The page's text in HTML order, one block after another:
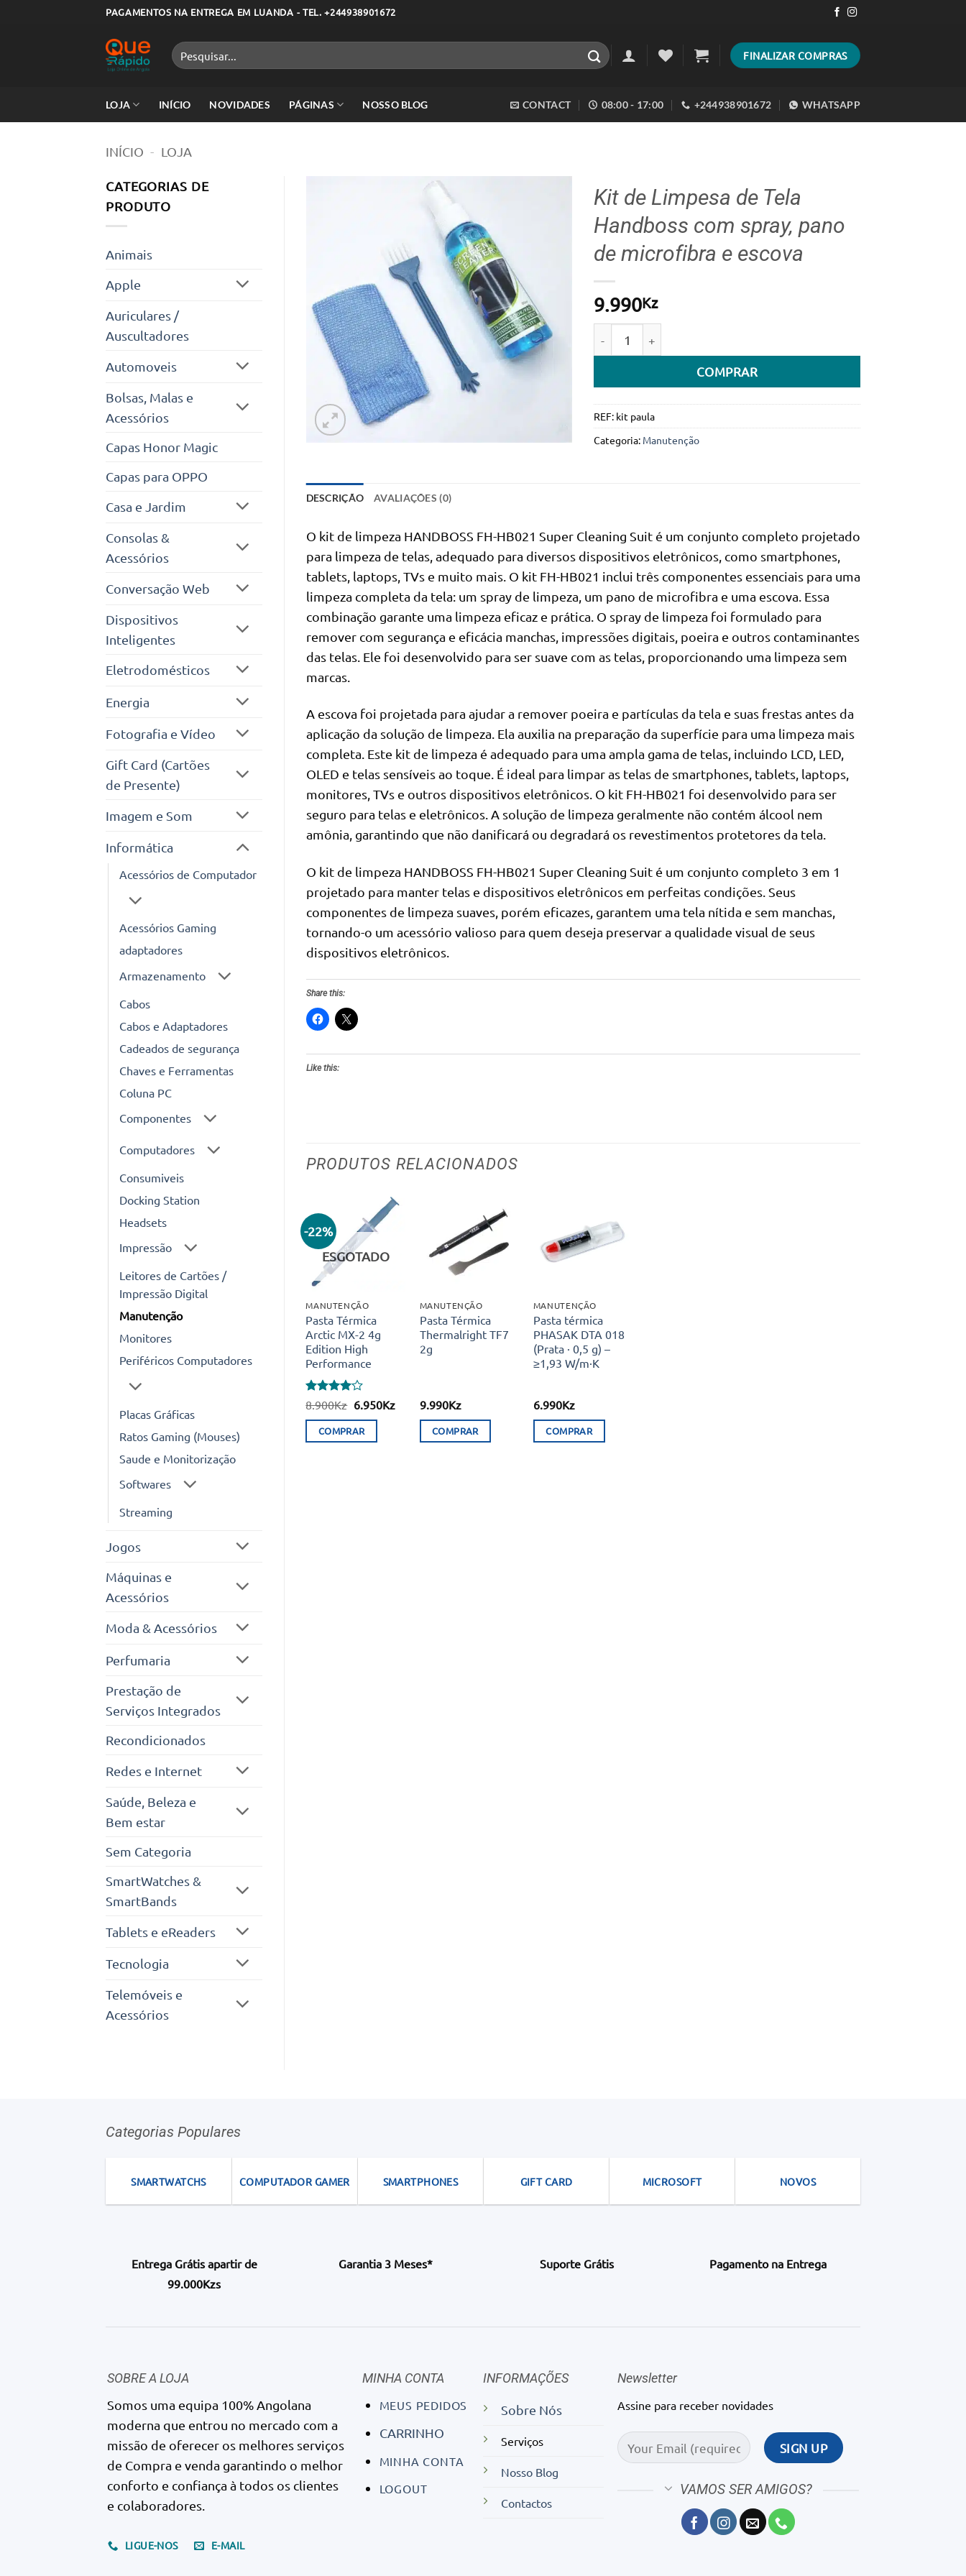
PAGAMENTOS NA ENTREGA EM LUANDA - TEL. +244938901672
Pesquisar
por:
FINALIZAR COMPRAS
LOJA INÍCIO NOVIDADES PÁGINAS NOSSO BLOG CONTACT 08:00 - 17:00 +244938901672 WHATSAPP
INÍCIO - LOJA
CATEGORIAS DE
PRODUTO
Animais
Apple
Auriculares /
Auscultadores
Automoveis
Bolsas, Malas e
Acessórios
Capas Honor Magic
Capas para OPPO
Casa e Jardim
Consolas &
Acessórios
Conversação Web
Dispositivos
Inteligentes
Eletrodomésticos
Energia
Fotografia e Vídeo
Gift Card (Cartões
de Presente)
Imagem e Som
Informática
Acessórios de Computador
Acessórios Gaming
adaptadores
Armazenamento
Cabos
Cabos e Adaptadores
Cadeados de segurança
Chaves e Ferramentas
Coluna PC
Componentes
Computadores
Consumiveis
Docking Station
Headsets
Impressão
Leitores de Cartões /
Impressão Digital
Manutenção
Monitores
Periféricos Computadores
Placas Gráficas
Ratos Gaming (Mouses)
Saude e Monitorização
Softwares
Streaming
Jogos
Máquinas e
Acessórios
Moda & Acessórios
Perfumaria
Prestação de
Serviços Integrados
Recondicionados
Redes e Internet
Saúde, Beleza e
Bem estar
Sem Categoria
SmartWatches &
SmartBands
Tablets e eReaders
Tecnologia
Telemóveis e
Acessórios
Kit de Limpesa de Tela
Handboss com spray, pano
de microfibra e escova
9.990Kz
COMPRAR
REF: kit paula
Categoria: Manutenção
DESCRIÇÃO AVALIAÇÕES (0)
O kit de limpeza HANDBOSS FH-HB021 Super Cleaning Suit é um conjunto completo projetado
para limpeza de telas, adequado para diversos dispositivos eletrônicos, como smartphones,
tablets, laptops, TVs e muito mais. O kit FH-HB021 inclui três componentes essenciais para uma
limpeza completa da tela: um spray de limpeza, um pano de microfibra e uma escova. Essa
combinação garante uma limpeza eficaz e prática. O spray de limpeza foi formulado para
remover com segurança e eficácia manchas, impressões digitais, poeira e outros contaminantes
das telas. Ele foi desenvolvido para ser suave com as telas, proporcionando uma limpeza sem
marcas.
A escova foi projetada para ajudar a remover poeira e partículas da tela e suas frestas antes da
aplicação da solução de limpeza. Ela auxilia na preparação da superfície para uma limpeza mais
completa. Este kit de limpeza é adequado para uma ampla gama de telas, incluindo LCD, LED,
OLED e telas sensíveis ao toque. É ideal para limpar as telas de smartphones, tablets, laptops,
monitores, TVs e outros dispositivos eletrônicos. O kit FH-HB021 foi desenvolvido para ser
seguro para telas e eletrônicos. A solução de limpeza geralmente não contém álcool nem
amônia, garantindo que não danificará ou degradará os revestimentos protetores da tela.
O kit de limpeza HANDBOSS FH-HB021 Super Cleaning Suit é um conjunto completo 3 em 1
projetado para manter telas e dispositivos eletrônicos em perfeitas condições. Seus
componentes de limpeza suaves, porém eficazes, garantem uma tela nítida e sem manchas,
tornando-o um acessório valioso para quem deseja preservar a qualidade visual de seus
dispositivos eletrônicos.
Share this:
Like this:
PRODUTOS RELACIONADOS
-22%
Adicionar
aos meus
desejos
ESGOTADO
MANUTENÇÃO
Pasta Térmica
Arctic MX-2 4g
Edition High
Performance
Avaliação
8.900Kz O
original
era:
6.950KzO
COMPRAR
Adicionar
aos meus
desejos
MANUTENÇÃO
Pasta Térmica
Thermalright TF7
2g
9.990Kz
COMPRAR
Adicionar
aos meus
MANUTENÇÃO
Pasta térmica
PHASAK DTA 018
(Prata · 0,5 g) –
≥1,93 W/m·K
6.990Kz
COMPRAR
Categorias Populares
SMARTWATCHS COMPUTADOR GAMER SMARTPHONES GIFT CARD MICROSOFT NOVOS
Entrega Grátis apartir de
99.000Kzs
Garantia 3 Meses* Suporte Grátis Pagamento na Entrega
SOBRE A LOJA
Somos uma equipa 100% Angolana
moderna que entrou no mercado com a
missão de oferecer os melhores serviços
de Compra e venda garantindo o melhor
conforto e confiança à todos os clientes
e colaboradores.
LIGUE-NOS E-MAIL
MINHA CONTA
MEUS PEDIDOS
CARRINHO
MINHA CONTA
LOGOUT
INFORMAÇÕES
Sobre Nós
Serviços
Nosso Blog
Contactos
Newsletter
Assine para receber novidades
VAMOS SER AMIGOS?